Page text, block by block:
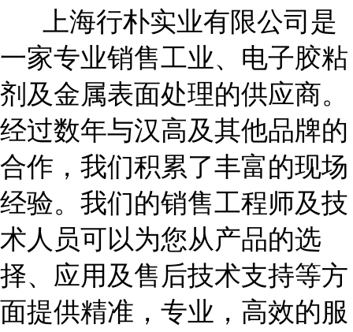
上海行朴实业有限公司是
一家专业销售工业、电子胶粘
剂及金属表面处理的供应商。
经过数年与汉高及其他品牌的
合作，我们积累了丰富的现场
经验。我们的销售工程师及技
术人员可以为您从产品的选
择、应用及售后技术支持等方
面提供精准，专业，高效的服